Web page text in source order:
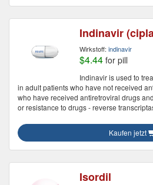
Indinavir
Wirkstoff: indinavir
$4.44 for pill
Indinavir is used to
in adult patients who have not received
who have received antiretroviral drugs
or resistance to drugs - reverse
Kaufen jetzt
Isordil